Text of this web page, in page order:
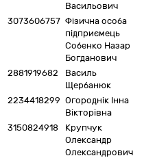
Васильович
3073606757 Фізична особа
підприємець
Собенко Назар
Богданович
2881919682
Василь
Щербанюк
2234418299 Огороднік Інна
Вікторівна
3150824918
Крупчук
Олександр
Олександрович